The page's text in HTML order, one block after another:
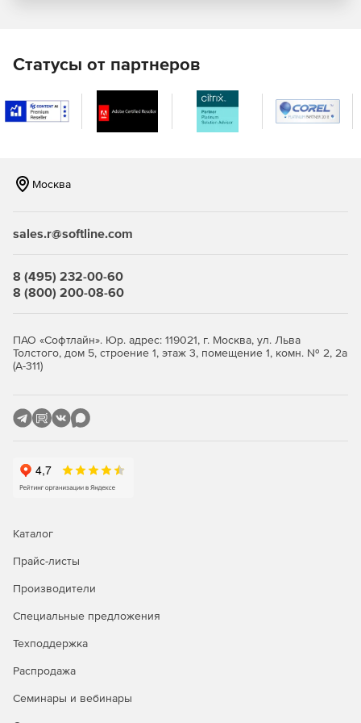
Образ виртуальной машины (программный продукт) на 5,
10, 15, 20, 25, 30, 40, 50, 60, 70, 80, 90, 100, 125, 150, 200,
250, 300, 350, 400, 500 и более 500 лицензий.
сетевой экран (Packet Filter) защищает шлюз и
интернет на пользователей, обеспечивает доступ к
система обнаружения и предотвращения вторжений
(IDS/IPS) распознает источники атак и атакуемые
популярным IP-адресам. Веб-прокси: Domains (по
посещенным доменам), URLs (по посещенным URL),
генерировавшим запросы на прокси). Утилиты
RRDtool: отчет по состоянию интернет-канала, по
трассировщика соединений сетевого экрана.
Мониторинг загрузки сетевых интерфейсов в
Системный журнал и syslog-ng);
управление пропускной способностью интернет-
пользователя, резервирование выделенной полосы
интернет-канала поровну между пользователями
Статусы от партнеров
Москва
sales.r@softline.com
8 (495) 232-00-60
8 (800) 200-08-60
ПАО «Софтлайн». Юр. адрес: 119021, г. Москва, ул. Льва
Толстого, дом 5, строение 1, этаж 3, помещение 1, комн. № 2, 2а
(А-311)
Каталог
Прайс-листы
Производители
Специальные предложения
Техподдержка
Распродажа
Семинары и вебинары